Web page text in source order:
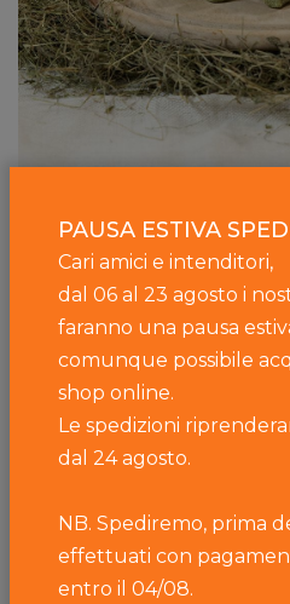
Pastificio
A partire
PAUSA ESTIVA
Cari amici e intenditori,
dal 06 al 23 agosto i
faranno una pausa
comunque possibile
shop online.
Le spedizioni
dal 24 agosto.
NB. Spediremo, prima
effettuati con
entro il 04/08.